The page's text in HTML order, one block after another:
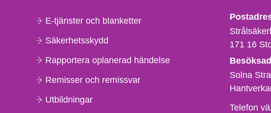
E-tjänster och blanketter
Säkerhetsskydd
Rapportera oplanerad händelse
Remisser och remissvar
Utbildningar
171 16
Solna
Telefon,
Telefon